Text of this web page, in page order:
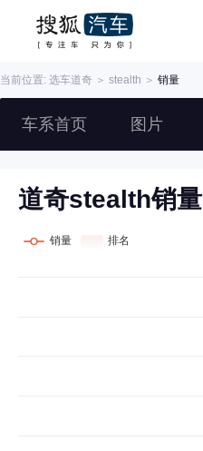
当前位置: 选车道奇 ＞ stealth ＞ 销量
车系首页 图片
道奇stealth销量